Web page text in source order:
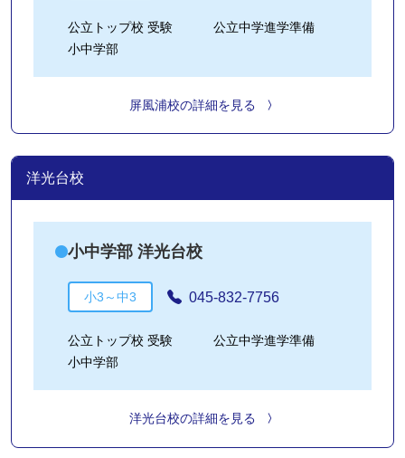
公立トップ校 受験
公立中学進学準備
小中学部
屏風浦校の詳細を見る
洋光台校
小中学部 洋光台校
小3～中3 045-832-7756
公立トップ校 受験
公立中学進学準備
小中学部
洋光台校の詳細を見る